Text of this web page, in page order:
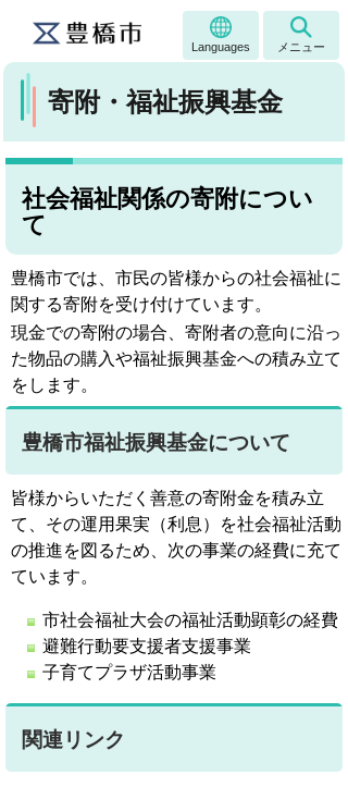
Languages メニュー
寄附・福祉振興基金
社会福祉関係の寄附につい
て
豊橋市では、市民の皆様からの社会福祉に
関する寄附を受け付けています。
現金での寄附の場合、寄附者の意向に沿っ
た物品の購入や福祉振興基金への積み立て
をします。
豊橋市福祉振興基金について
皆様からいただく善意の寄附金を積み立
て、その運用果実（利息）を社会福祉活動
の推進を図るため、次の事業の経費に充て
ています。
市社会福祉大会の福祉活動顕彰の経費
避難行動要支援者支援事業
子育てプラザ活動事業
関連リンク